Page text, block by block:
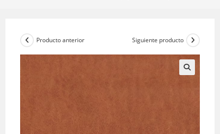
Producto anterior Siguiente producto